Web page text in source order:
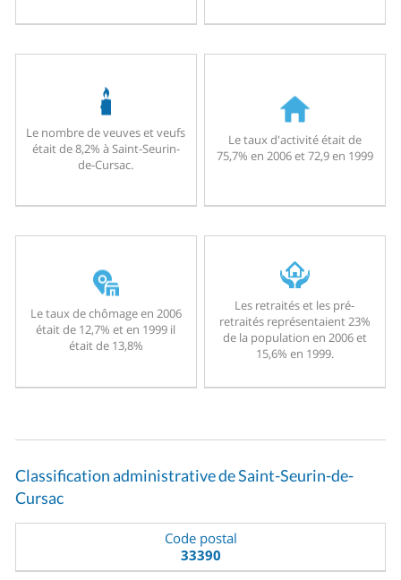
Le nombre de veuves et veufs
était de 8,2% à Saint-Seurin-
de-Cursac.
Le taux d'activité était de
75,7% en 2006 et 72,9 en 1999
Le taux de chômage en 2006
était de 12,7% et en 1999 il
était de 13,8%
Les retraités et les pré-
retraités représentaient 23%
de la population en 2006 et
15,6% en 1999.
Classification administrative de Saint-Seurin-de-
Cursac
Code postal
33390